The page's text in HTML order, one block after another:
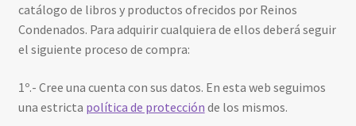
Sobre Nosotros
Política de cookies
catálogo de libros y productos ofrecidos por Reinos
Condenados. Para adquirir cualquiera de ellos deberá seguir
el siguiente proceso de compra:
1º.- Cree una cuenta con sus datos. En esta web seguimos
una estricta política de protección de los mismos.